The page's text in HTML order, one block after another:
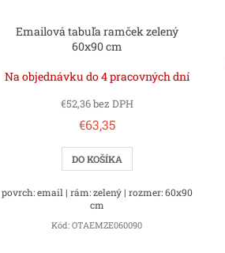
Emailová tabuľa ramček zelený
60x90 cm
Na objednávku do 4 pracovných dní
€52,36 bez DPH
€63,35
DO KOŠÍKA
povrch: email | rám: zelený | rozmer: 60x90
cm
Kód:OTAEMZE060090